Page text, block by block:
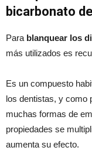
bicarbonato
Para blanquear los
más utilizados es
Es un compuesto
los dentistas, y como
muchas formas de
propiedades se
aumenta su efecto.